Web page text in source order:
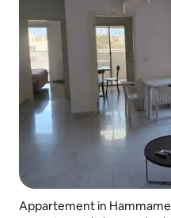
Appartement in